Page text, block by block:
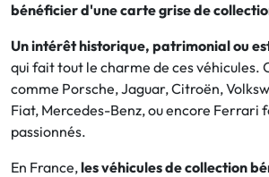
bénéficier d'une carte grise de
Un intérêt historique, patrimonial ou
qui fait tout le charme de ces véhicules.
comme Porsche, Jaguar, Citroën,
Fiat, Mercedes-Benz, ou encore Ferrari
passionnés.
En France,les véhicules de collection